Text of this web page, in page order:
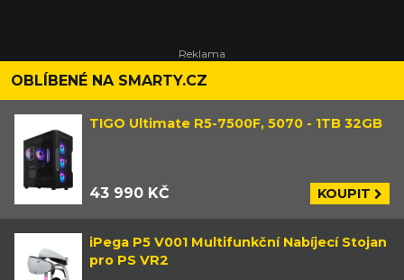
OBLÍBENÉ NA SMARTY.CZ
TIGO Ultimate R5-7500F, 5070 - 1TB 32GB
43 990 KČ KOUPIT
iPega P5 V001 Multifunkční Nabíjecí Stojan
pro PS VR2